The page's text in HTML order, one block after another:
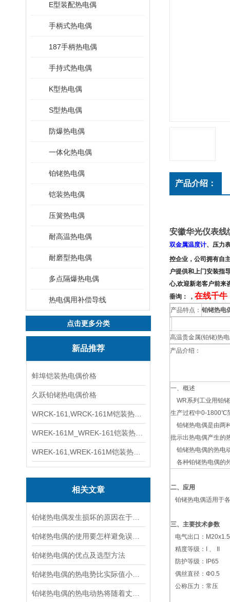
E型装配热电偶
手柄式热电偶
187手柄热电偶
手持式热电偶
K型热电偶
S型热电偶
防爆热电偶
一体化热电偶
铂铑热电偶
铠装热电偶
压簧热电偶
耐高温热电偶
耐磨型热电偶
多点隔爆热电偶
热电偶用补偿导线
点击更多分类
新品推荐
蚌埠铠装热电偶价格
久跃铂铑热电偶价格
相关文章
铂铑热电偶的优点及选型方法
产品介绍：
安徽华光仪表线
双金属温度计、压力
控企业，公司拥有自
户提供和上门安装指
心,欢迎新老客户前来
垂询： , 在线千牛
产品特点： 铂铑热电
高温贵金属(铂铑)热
产品介绍：
一、概述
WR系列工业用铂铑
生产过程中0-1800℃
铂铑热电偶是由两
批示出热电偶产生的
铂铑热电偶的热电
各种铂铑热电偶的
二、应用
铂铑热电偶适用于
三、主要技术参数
电气出口：
精度等级：I 、 II
防护等级：IP65
偶丝直径：Φ0.5
公称压力：常压